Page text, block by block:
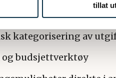
tillat
kategorisering av
og budsjettverktøy